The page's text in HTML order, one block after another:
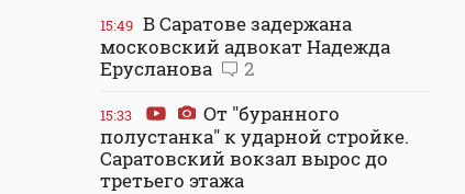
15:49 В Саратове задержана
московский адвокат Надежда
Ерусланова
2
15:33
От "буранного
полустанка" к ударной стройке.
Саратовский вокзал вырос до
третьего этажа